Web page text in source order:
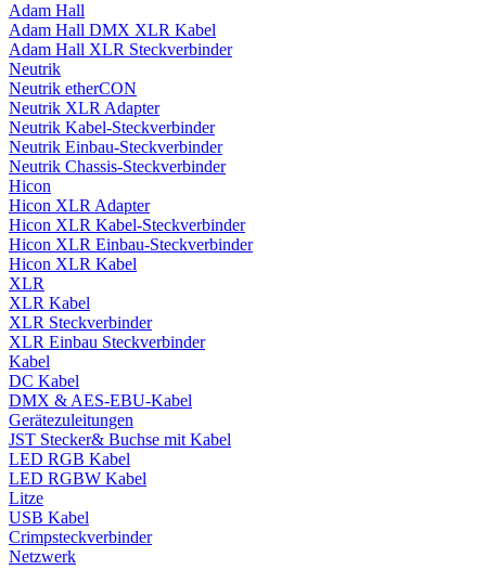
Adam Hall
Adam Hall DMX XLR Kabel
Adam Hall XLR Steckverbinder
Neutrik
Neutrik etherCON
Neutrik XLR Adapter
Neutrik Kabel-Steckverbinder
Neutrik Einbau-Steckverbinder
Neutrik Chassis-Steckverbinder
Hicon
Hicon XLR Adapter
Hicon XLR Kabel-Steckverbinder
Hicon XLR Einbau-Steckverbinder
Hicon XLR Kabel
XLR
XLR Kabel
XLR Steckverbinder
XLR Einbau Steckverbinder
Kabel
DC Kabel
DMX & AES-EBU-Kabel
Gerätezuleitungen
JST Stecker& Buchse mit Kabel
LED RGB Kabel
LED RGBW Kabel
Litze
USB Kabel
Crimpsteckverbinder
Netzwerk